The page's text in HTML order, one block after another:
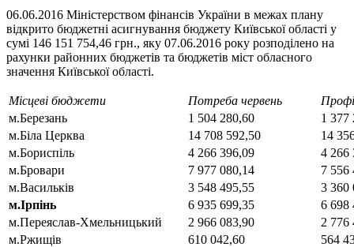
06.06.2016 Міністерством фінансів України в межах плану
відкрито бюджетні асигнування бюджету Київської області у
сумі 146 151 754,46 грн., яку 07.06.2016 року розподілено на
рахунки районних бюджетів та бюджетів міст обласного
значення Київської області.
Місцеві бюджети Потреба червень
м.Березань
1 504 280,60
1 377
м.Біла Церква
14 708 592,50
14
м.Бориспіль
4 266 396,09
4 266
м.Бровари
7 977 080,14
7 556
м.Васильків
3 548 495,55
3 360
м.Ірпінь
6 935 699,35
6 698
м.Переяслав-Хмельницький
2 966 083,90
2 776
м.Ржищів
610 042,60
564